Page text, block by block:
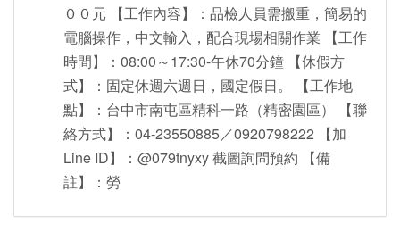
００元 【工作內容】：品檢人員需搬重，簡易的
電腦操作，中文輸入，配合現場相關作業 【工作
時間】：08:00～17:30-午休70分鐘 【休假方
式】：固定休週六週日，國定假日。 【工作地
點】：台中市南屯區精科一路（精密園區） 【聯
絡方式】：04-23550885／0920798222 【加
Line ID】：@079tnyxy 截圖詢問預約 【備
註】：勞